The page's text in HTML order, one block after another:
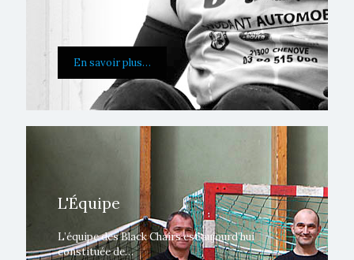
En savoir plus…
L'Équipe
L’équipe des Black Chairs est aujourd’hui
constituée de…